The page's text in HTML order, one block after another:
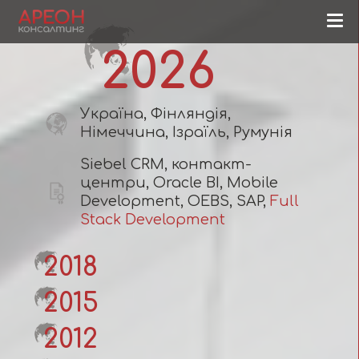
2026
Україна, Фінляндія,
Німеччина, Ізраїль, Румунія
Siebel CRM, контакт-
центри, Oracle BI, Mobile
Development, OEBS, SAP, Full
Stack Development
2018
2015
2012